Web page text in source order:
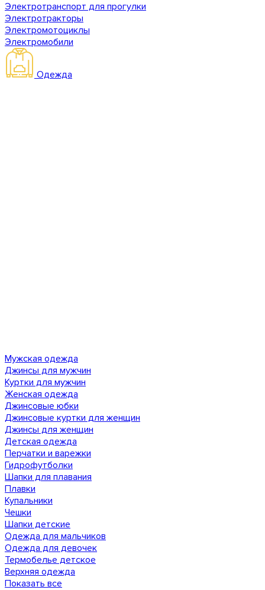
Электротранспорт для прогулки
Электротракторы
Электромотоциклы
Электромобили
Одежда
Мужская одежда
Джинсы для мужчин
Куртки для мужчин
Женская одежда
Джинсовые юбки
Джинсовые куртки для женщин
Джинсы для женщин
Детская одежда
Перчатки и варежки
Гидрофутболки
Шапки для плавания
Плавки
Купальники
Чешки
Шапки детские
Одежда для мальчиков
Одежда для девочек
Термобелье детское
Верхняя одежда
Показать все